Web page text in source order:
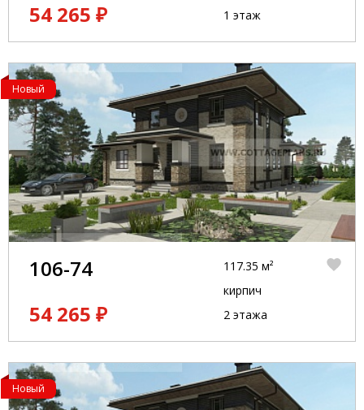
54 265 ₽
1 этаж
Новый
106-74
54 265 ₽
117.35 м²
кирпич
2 этажа
Новый